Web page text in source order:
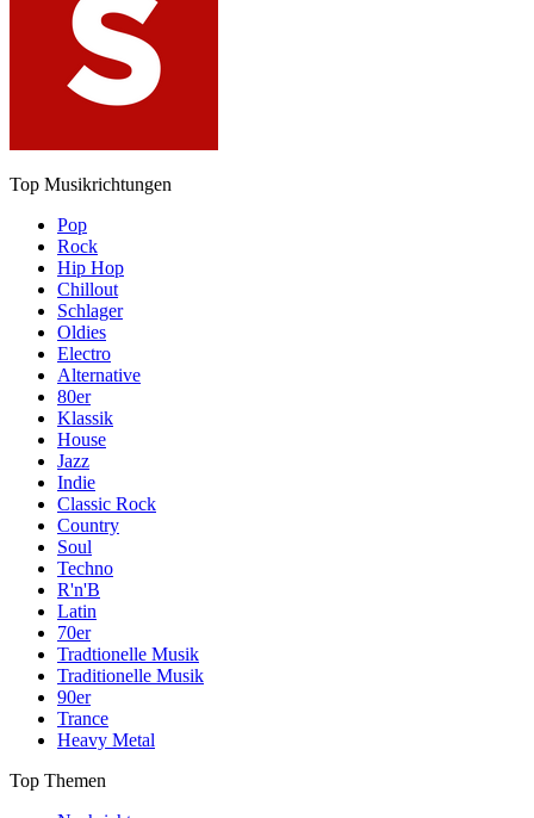
Top Musikrichtungen
Pop
Rock
Hip Hop
Chillout
Schlager
Oldies
Electro
Alternative
80er
Klassik
House
Jazz
Indie
Classic Rock
Country
Soul
Techno
R'n'B
Latin
70er
Tradtionelle Musik
Traditionelle Musik
90er
Trance
Heavy Metal
Top Themen